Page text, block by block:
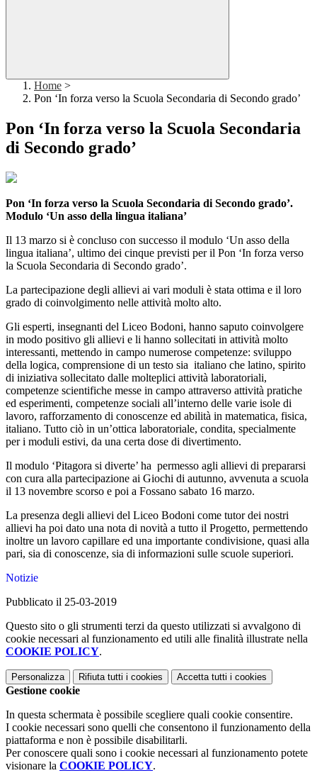
Home >
Pon ‘In forza verso la Scuola Secondaria di Secondo grado’
Pon ‘In forza verso la Scuola Secondaria
di Secondo grado’
Pon ‘In forza verso la Scuola Secondaria di Secondo grado’.
Modulo ‘Un asso della lingua italiana’
Il 13 marzo si è concluso con successo il modulo ‘Un asso della
lingua italiana’, ultimo dei cinque previsti per il Pon ‘In forza verso
la Scuola Secondaria di Secondo grado’.
La partecipazione degli allievi ai vari moduli è stata ottima e il loro
grado di coinvolgimento nelle attività molto alto.
Gli esperti, insegnanti del Liceo Bodoni, hanno saputo coinvolgere
in modo positivo gli allievi e li hanno sollecitati in attività molto
interessanti, mettendo in campo numerose competenze: sviluppo
della logica, comprensione di un testo sia italiano che latino, spirito
di iniziativa sollecitato dalle molteplici attività laboratoriali,
competenze scientifiche messe in campo attraverso attività pratiche
ed esperimenti, competenze sociali all’interno delle varie isole di
lavoro, rafforzamento di conoscenze ed abilità in matematica, fisica,
italiano. Tutto ciò in un’ottica laboratoriale, condita, specialmente
per i moduli estivi, da una certa dose di divertimento.
Il modulo ‘Pitagora si diverte’ ha permesso agli allievi di prepararsi
con cura alla partecipazione ai Giochi di autunno, avvenuta a scuola
il 13 novembre scorso e poi a Fossano sabato 16 marzo.
La presenza degli allievi del Liceo Bodoni come tutor dei nostri
allievi ha poi dato una nota di novità a tutto il Progetto, permettendo
inoltre un lavoro capillare ed una importante condivisione, quasi alla
pari, sia di conoscenze, sia di informazioni sulle scuole superiori.
Notizie
Pubblicato il 25-03-2019
Questo sito o gli strumenti terzi da questo utilizzati si avvalgono di
cookie necessari al funzionamento ed utili alle finalità illustrate nella
COOKIE POLICY.
Personalizza Rifiuta tutti i cookies Accetta tutti i cookies
Gestione cookie
In questa schermata è possibile scegliere quali cookie consentire.
I cookie necessari sono quelli che consentono il funzionamento della
piattaforma e non è possibile disabilitarli.
Per conoscere quali sono i cookie necessari al funzionamento potete
visionare la COOKIE POLICY.